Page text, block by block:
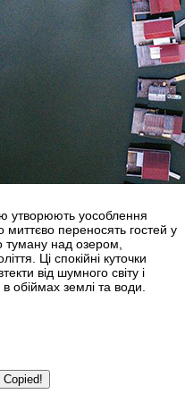
утворюють уособлення
переносять гостей у
туману над озером,
Ці спокійні куточки
від шумного світу і
обіймах землі та води.
Copied!